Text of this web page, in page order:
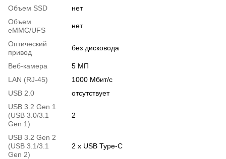
Объем SSD
нет
Объем
eMMC/UFS
нет
Оптический
привод
без дисковода
Веб-камера
5 МП
LAN (RJ-45)
1000 Мбит/с
USB 2.0
отсутствует
USB 3.2 Gen 1
(USB 3.0/3.1
Gen 1)
2
USB 3.2 Gen 2
(USB 3.1/3.1
Gen 2)
2 x USB Type-C